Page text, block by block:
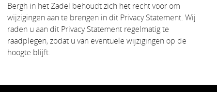
Bergh in het Zadel behoudt zich het recht voor om
wijzigingen aan te brengen in dit Privacy Statement. Wij
raden u aan dit Privacy Statement regelmatig te
raadplegen, zodat u van eventuele wijzigingen op de
hoogte blijft.